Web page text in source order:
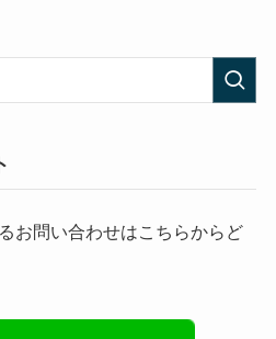
お問い合わせはこちらからど